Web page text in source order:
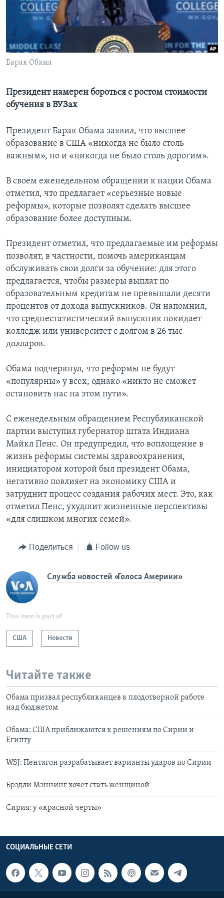
Learning English
СОЦИАЛЬНЫЕ СЕТИ
Языки
Барак Обама
Президент намерен бороться с ростом стоимости
обучения в ВУЗах
Президент Барак Обама заявил, что высшее
образование в США «никогда не было столь
важным», но и «никогда не было столь дорогим».
В своем еженедельном обращении к нации Обама
отметил, что предлагает «серьезные новые
реформы», которые позволят сделать высшее
образование более доступным.
Президент отметил, что предлагаемые им реформы
позволят, в частности, помочь американцам
обслуживать свои долги за обучение: для этого
предлагается, чтобы размеры выплат по
образовательным кредитам не превышали десяти
процентов от дохода выпускников. Он напомнил,
что среднестатистический выпускник покидает
колледж или университет с долгом в 26 тыс
долларов.
Обама подчеркнул, что реформы не будут
«популярны» у всех, однако «никто не сможет
остановить нас на этом пути».
С еженедельным обращением Республиканской
партии выступил губернатор штата Индиана
Майкл Пенс. Он предупредил, что воплощение в
жизнь реформы системы здравоохранения,
инициатором которой был президент Обама,
негативно повлияет на экономику США и
затруднит процесс создания рабочих мест. Это, как
отметил Пенс, ухудшит жизненные перспективы
«для слишком многих семей».
Поделиться Follow us
Служба новостей «Голоса Америки»
This item is part of
США Новости
Читайте также
Обама призвал республиканцев к плодотворной работе
над бюджетом
Обама: США приближаются к решениям по Сирии и
Египту
WSJ: Пентагон разрабатывает варианты ударов по Сирии
Брэдли Мэннинг хочет стать женщиной
Сирия: у «красной черты»
СОЦИАЛЬНЫЕ СЕТИ